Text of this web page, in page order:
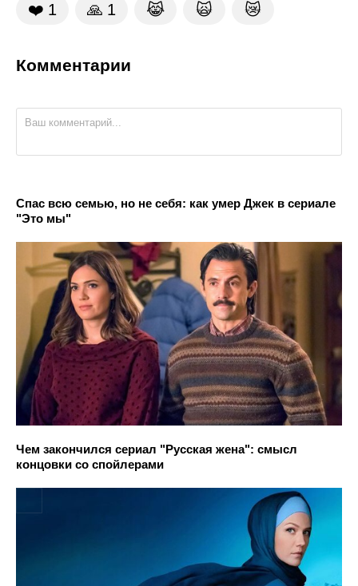
❤️ 1 🙏 1 😹 🙀 😿
Комментарии
Спас всю семью, но не себя: как умер Джек в сериале
"Это мы"
Чем закончился сериал "Русская жена": смысл
концовки со спойлерами